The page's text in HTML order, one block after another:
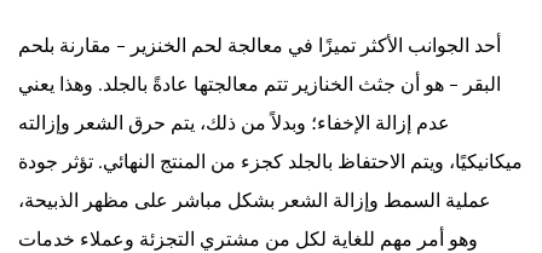
أحد الجوانب الأكثر تميزًا في معالجة لحم الخنزير - مقارنة بلحم
البقر - هو أن جثث الخنازير تتم معالجتها عادةً بالجلد. وهذا يعني
عدم إزالة الإخفاء؛ وبدلاً من ذلك، يتم حرق الشعر وإزالته
ميكانيكيًا، ويتم الاحتفاظ بالجلد كجزء من المنتج النهائي. تؤثر جودة
عملية السمط وإزالة الشعر بشكل مباشر على مظهر الذبيحة،
وهو أمر مهم للغاية لكل من مشتري التجزئة وعملاء خدمات